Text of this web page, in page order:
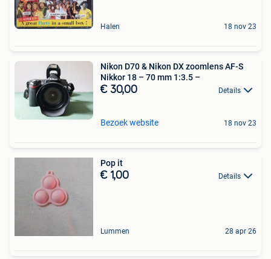
Halen 18 nov 23
Nikon D70 & Nikon DX zoomlens AF-S
Nikkor 18 – 70 mm 1:3.5 –
€ 30,00 Details
Bezoek website 18 nov 23
Pop it
€ 1,00 Details
Lummen 28 apr 26